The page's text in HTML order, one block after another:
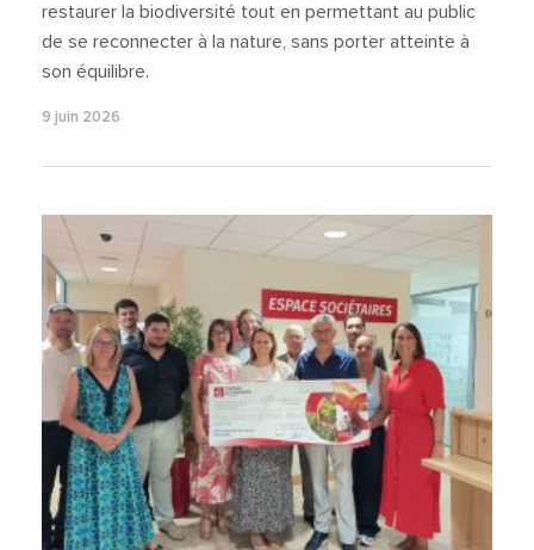
restaurer la biodiversité tout en permettant au public
de se reconnecter à la nature, sans porter atteinte à
son équilibre.
9 juin 2026